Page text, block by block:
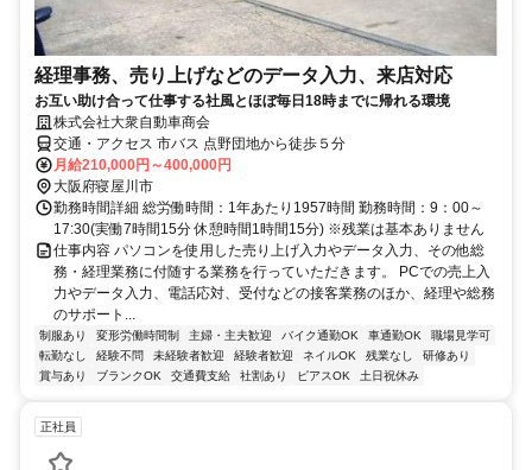
経理事務、売り上げなどのデータ入力、来店対応
お互い助け合って仕事する社風とほぼ毎日18時までに帰れる環境
株式会社大衆自動車商会
交通・アクセス 市バス 点野団地から徒歩５分
月給210,000円～400,000円
大阪府寝屋川市
勤務時間詳細 総労働時間：1年あたり1957時間 勤務時間：9：00～
17:30(実働7時間15分 休憩時間1時間15分) ※残業は基本ありません
仕事内容 パソコンを使用した売り上げ入力やデータ入力、その他総
務・経理業務に付随する業務を行っていただきます。 PCでの売上入
力やデータ入力、電話応対、受付などの接客業務のほか、経理や総務
のサポート...
制服あり 変形労働時間制 主婦・主夫歓迎 バイク通勤OK 車通勤OK
職場見学可
転勤なし
経験不問 未経験者歓迎 経験者歓迎 ネイルOK 残業なし
研修あり
賞与あり
ブランクOK 交通費支給 社割あり ピアスOK 土日祝休み
正社員